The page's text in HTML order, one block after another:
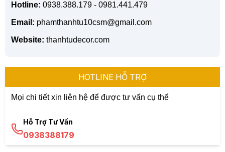
Hotline: 0938.388.179 - 0981.441.479
Email: phamthanhtu10csm@gmail.com
Website: thanhtudecor.com
HOTLINE HỖ TRỢ
Mọi chi tiết xin liên hệ để được tư vấn cụ thể
Hỗ Trợ Tư Vấn
0938388179